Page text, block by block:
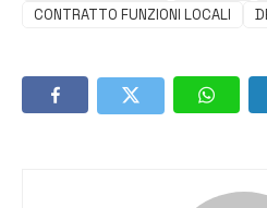
CONTRATTO FUNZIONI LOCALI